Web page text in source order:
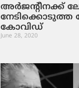
അര്‍ജന്‍റീനക്ക്​
നേടിക്കൊടുത്ത
കോവിഡ്​
June 28, 2020